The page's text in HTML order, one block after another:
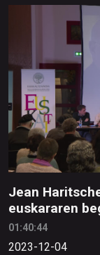
Jean
euskararen
01:40:44
2023-12-04